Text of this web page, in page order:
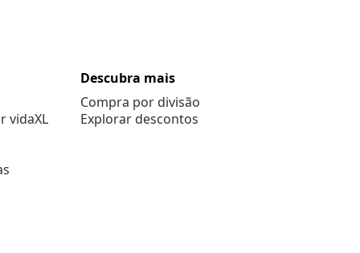
vidaXL
Descubra mais
Compra por divisão
Explorar descontos